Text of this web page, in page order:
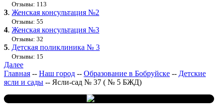
Отзывы: 113
3. Женская консультация №2
Отзывы: 55
4. Женская консультация №3
Отзывы: 32
5. Детская поликлиника № 3
Отзывы: 15
Далее
Главная -- Наш город -- Образование в Бобруйске -- Детские
ясли и сады -- Ясли-сад № 37 ( № 5 БЖД)